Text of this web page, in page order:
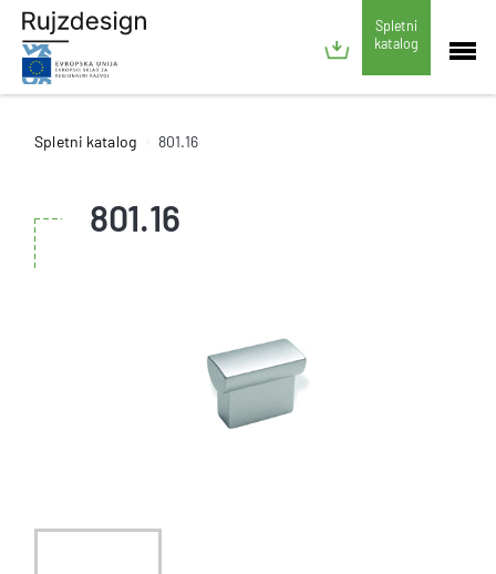
Spletni
katalog
Spletni katalog 801.16
801.16